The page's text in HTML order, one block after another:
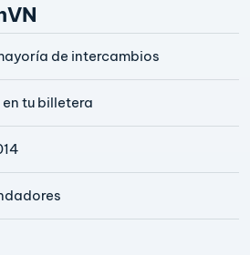
de intercambios
tu billetera